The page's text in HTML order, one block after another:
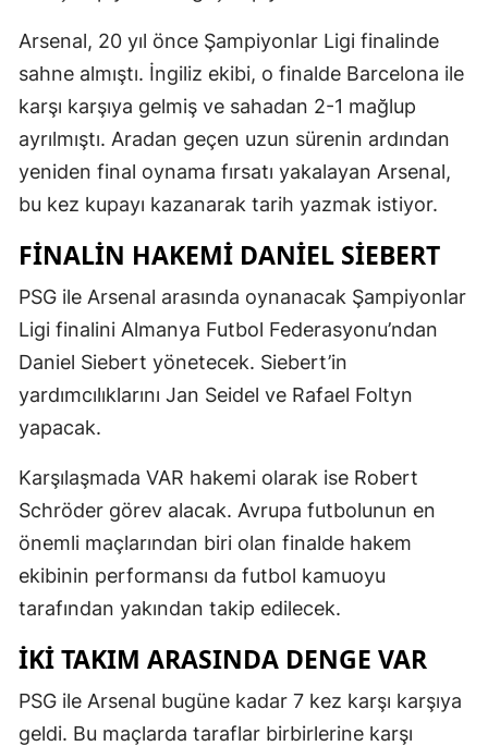
Arsenal, 20 yıl önce Şampiyonlar Ligi finalinde
sahne almıştı. İngiliz ekibi, o finalde Barcelona ile
karşı karşıya gelmiş ve sahadan 2-1 mağlup
ayrılmıştı. Aradan geçen uzun sürenin ardından
yeniden final oynama fırsatı yakalayan Arsenal,
bu kez kupayı kazanarak tarih yazmak istiyor.
FINALIN HAKEMI DANIEL SIEBERT
PSG ile Arsenal arasında oynanacak Şampiyonlar
Ligi finalini Almanya Futbol Federasyonu’ndan
Daniel Siebert yönetecek. Siebert’in
yardımcılıklarını Jan Seidel ve Rafael Foltyn
yapacak.
Karşılaşmada VAR hakemi olarak ise Robert
Schröder görev alacak. Avrupa futbolunun en
önemli maçlarından biri olan finalde hakem
ekibinin performansı da futbol kamuoyu
tarafından yakından takip edilecek.
İKI TAKIM ARASINDA DENGE VAR
PSG ile Arsenal bugüne kadar 7 kez karşı karşıya
geldi. Bu maçlarda taraflar birbirlerine karşı